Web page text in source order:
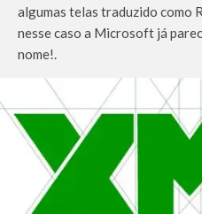
algumas telas traduzido como
nesse caso a Microsoft já
nome!.